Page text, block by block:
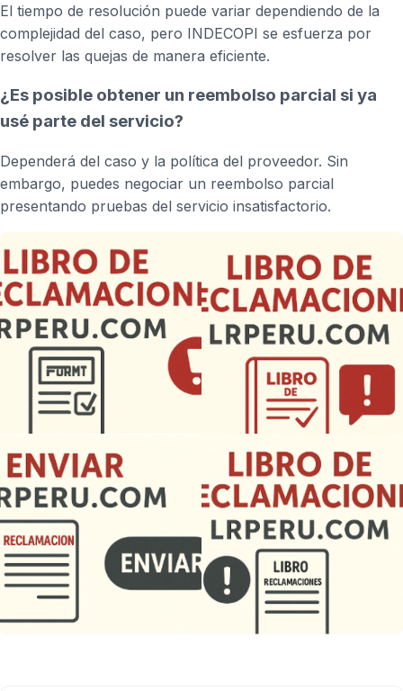
El tiempo de resolución puede variar dependiendo de la
complejidad del caso, pero INDECOPI se esfuerza por
resolver las quejas de manera eficiente.
¿Es posible obtener un reembolso parcial si ya
usé parte del servicio?
Dependerá del caso y la política del proveedor. Sin
embargo, puedes negociar un reembolso parcial
presentando pruebas del servicio insatisfactorio.